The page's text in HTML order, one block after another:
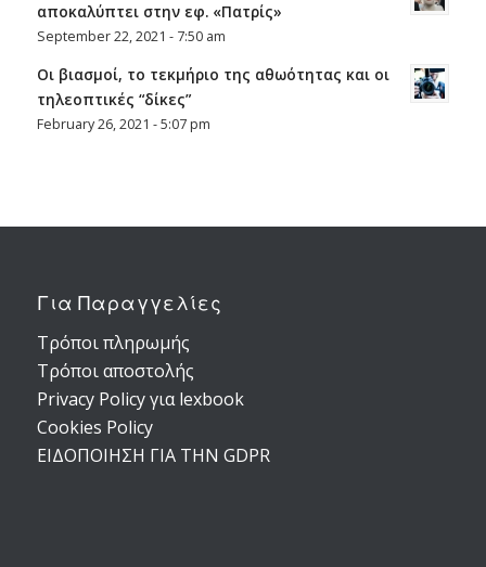
αποκαλύπτει στην εφ. «Πατρίς»
September 22, 2021 - 7:50 am
Οι βιασμοί, το τεκμήριο της αθωότητας και οι
τηλεοπτικές “δίκες”
February 26, 2021 - 5:07 pm
Για Παραγγελίες
Τρόποι πληρωμής
Τρόποι αποστολής
Privacy Policy για lexbook
Cookies Policy
ΕΙΔΟΠΟΙΗΣΗ ΓΙΑ ΤΗΝ GDPR